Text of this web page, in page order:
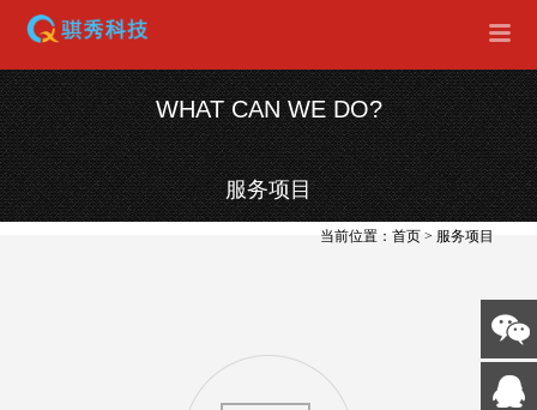
WHAT CAN WE DO?
服务项目
当前位置：首页 > 服务项目